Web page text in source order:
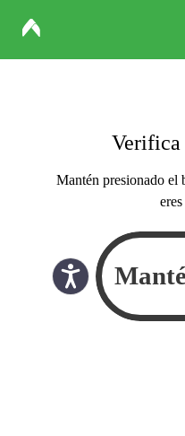
Verifica
Mantén presionado el